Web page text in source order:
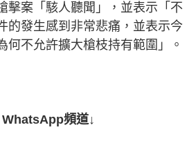
擊案「駭人聽聞」，並表示「不
的發生感到非常悲痛，並表示今
何不允許擴大槍枝持有範圍」。
頻道↓